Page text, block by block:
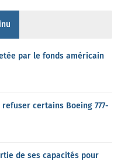
par le fonds américain
certains Boeing 777-
de ses capacités pour